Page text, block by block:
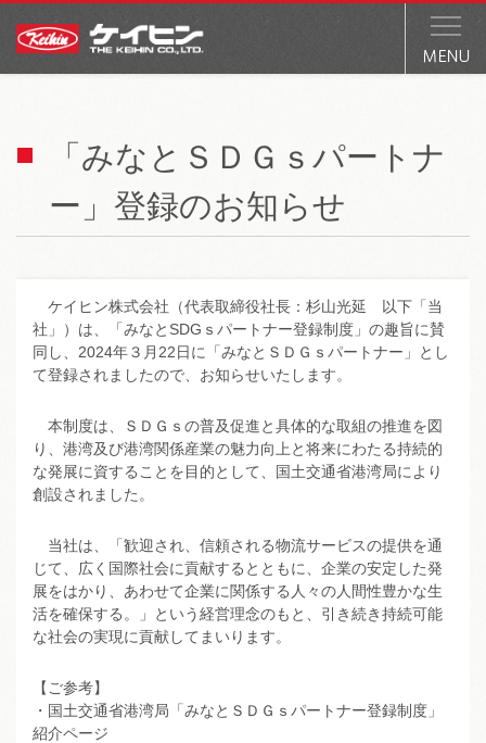
「みなとＳＤＧｓパートナ
ー」登録のお知らせ
ケイヒン株式会社（代表取締役社長：杉山光延 以下「当
社」）は、「みなとSDGｓパートナー登録制度」の趣旨に賛
同し、2024年３月22日に「みなとＳＤＧｓパートナー」とし
て登録されましたので、お知らせいたします。
本制度は、ＳＤＧｓの普及促進と具体的な取組の推進を図
り、港湾及び港湾関係産業の魅力向上と将来にわたる持続的
な発展に資することを目的として、国土交通省港湾局により
創設されました。
当社は、「歓迎され、信頼される物流サービスの提供を通
じて、広く国際社会に貢献するとともに、企業の安定した発
展をはかり、あわせて企業に関係する人々の人間性豊かな生
活を確保する。」という経営理念のもと、引き続き持続可能
な社会の実現に貢献してまいります。
【ご参考】
・国土交通省港湾局「みなとＳＤＧｓパートナー登録制度」
紹介ページ